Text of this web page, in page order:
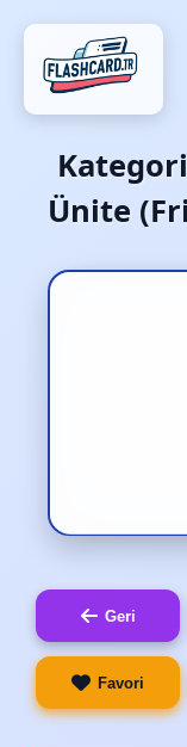
Ünite
Geri
Favori